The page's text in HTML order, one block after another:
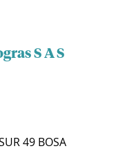
S A S
49 BOSA